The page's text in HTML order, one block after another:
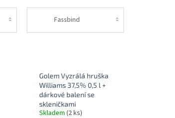
Fassbind
Golem Vyzrálá hruška
Williams 37,5% 0,5 l +
dárkové balení se
skleničkami
Skladem (2 ks)